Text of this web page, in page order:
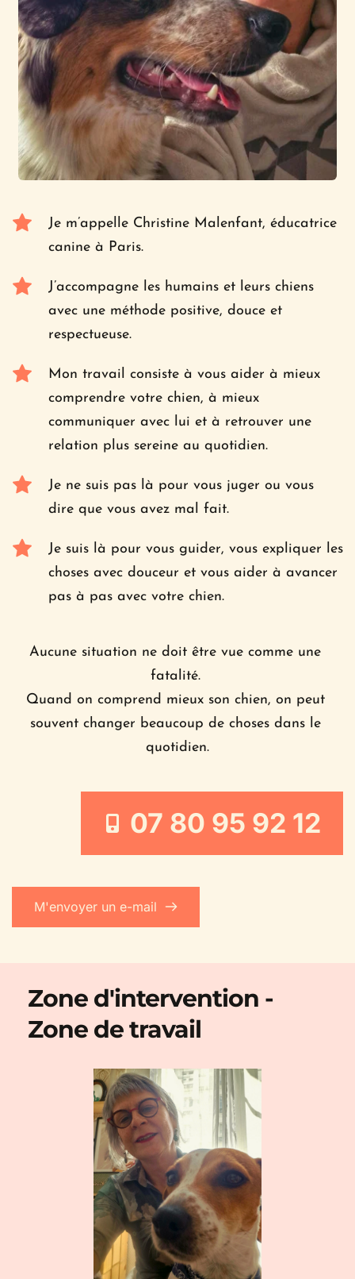
Je m’appelle Christine Malenfant, éducatrice
canine à Paris.
J’accompagne les humains et leurs chiens
avec une méthode positive, douce et
respectueuse.
Mon travail consiste à vous aider à mieux
comprendre votre chien, à mieux
communiquer avec lui et à retrouver une
relation plus sereine au quotidien.
Je ne suis pas là pour vous juger ou vous
dire que vous avez mal fait.
Je suis là pour vous guider, vous expliquer les
choses avec douceur et vous aider à avancer
pas à pas avec votre chien.
Aucune situation ne doit être vue comme une
fatalité.
Quand on comprend mieux son chien, on peut
souvent changer beaucoup de choses dans le
quotidien.
07 80 95 92 12
M'envoyer un e-mail
Zone d'intervention -
Zone de travail